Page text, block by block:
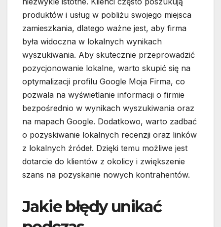
produktów i usług w pobliżu swojego miejsca
zamieszkania, dlatego ważne jest, aby firma
była widoczna w lokalnych wynikach
wyszukiwania. Aby skutecznie przeprowadzić
pozycjonowanie lokalne, warto skupić się na
optymalizacji profilu Google Moja Firma, co
pozwala na wyświetlanie informacji o firmie
bezpośrednio w wynikach wyszukiwania oraz
na mapach Google. Dodatkowo, warto zadbać
o pozyskiwanie lokalnych recenzji oraz linków
z lokalnych źródeł. Dzięki temu możliwe jest
dotarcie do klientów z okolicy i zwiększenie
szans na pozyskanie nowych kontrahentów.
Jakie błędy unikać